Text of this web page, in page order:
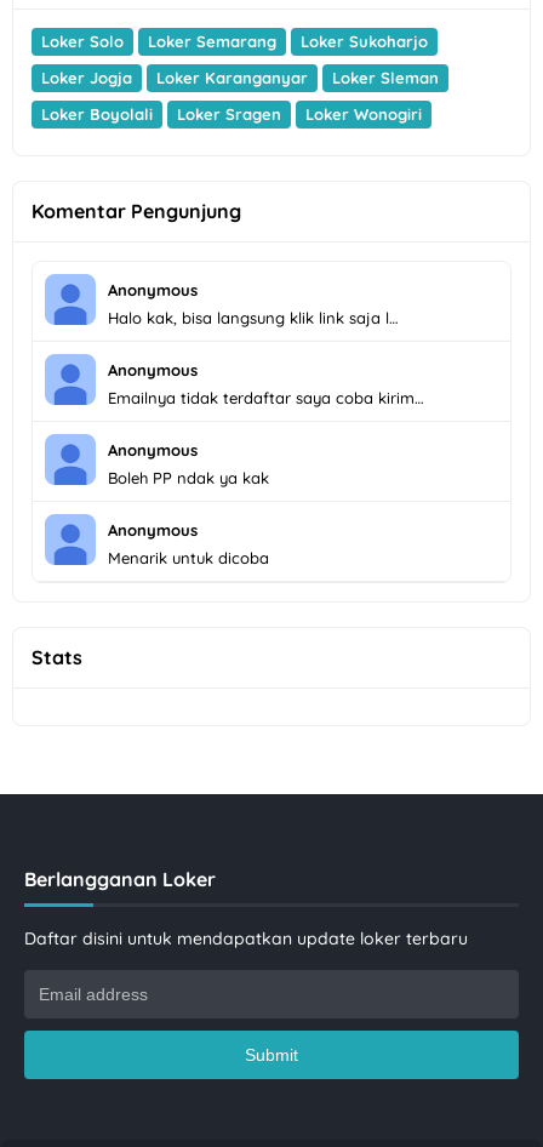
Loker Solo Loker Semarang
Loker Sukoharjo
Loker Jogja
Loker Karanganyar
Loker Sleman
Loker Boyolali
Loker Sragen Loker Wonogiri
Komentar Pengunjung
Anonymous
Halo kak, bisa langsung klik link saja l…
Anonymous
Emailnya tidak terdaftar saya coba kirim…
Anonymous
Boleh PP ndak ya kak
Anonymous
Menarik untuk dicoba
Stats
Berlangganan Loker
Daftar disini untuk mendapatkan update loker terbaru